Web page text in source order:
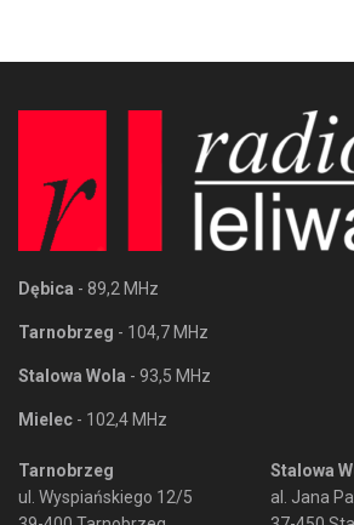
Dębica - 89,2 MHz
Tarnobrzeg - 104,7 MHz
Stalowa Wola - 93,5 MHz
Mielec - 102,4 MHz
Tarnobrzeg
ul. Wyspiańskiego 12/5
Stalowa
al. Jana